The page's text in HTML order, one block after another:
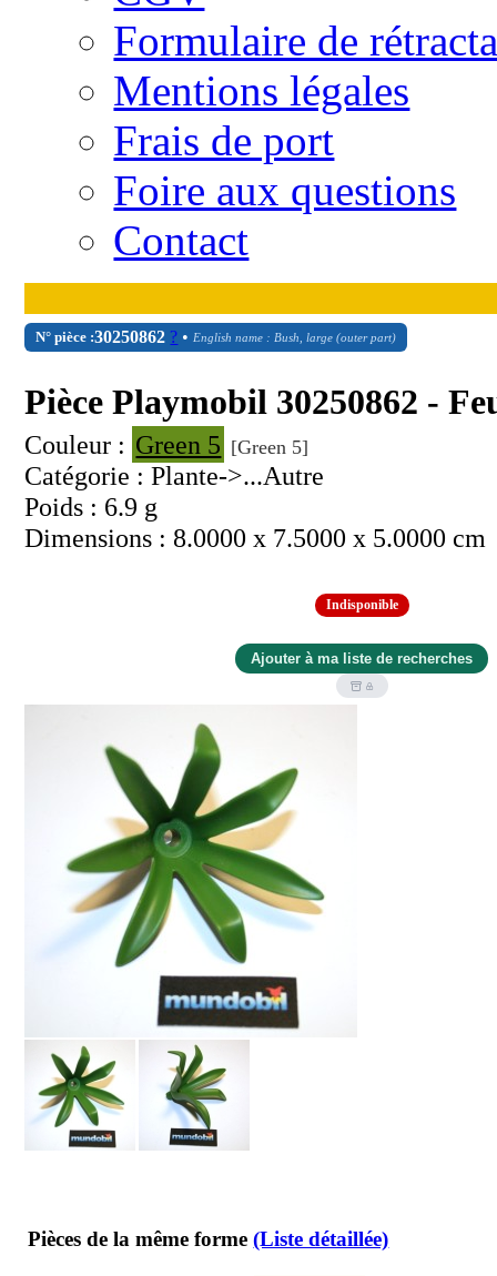
Formulaire de
Mentions légales
Frais de port
Foire aux questions
Contact
N° pièce :30250862 ? •English name : Bush, large (outer part)
Pièce Playmobil 30250862 -
Couleur : Green 5 [Green 5]
Catégorie : Plante->...Autre
Poids : 6.9 g
Dimensions : 8.0000 x 7.5000 x 5.0000 cm
Indisponible
Pièces de la même forme(Liste détaillée)